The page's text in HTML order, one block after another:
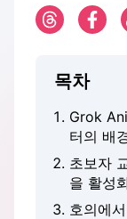
목차
Grok
터의 배
초보자
을 활성
호의에